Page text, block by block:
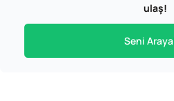
ulaş!
Seni